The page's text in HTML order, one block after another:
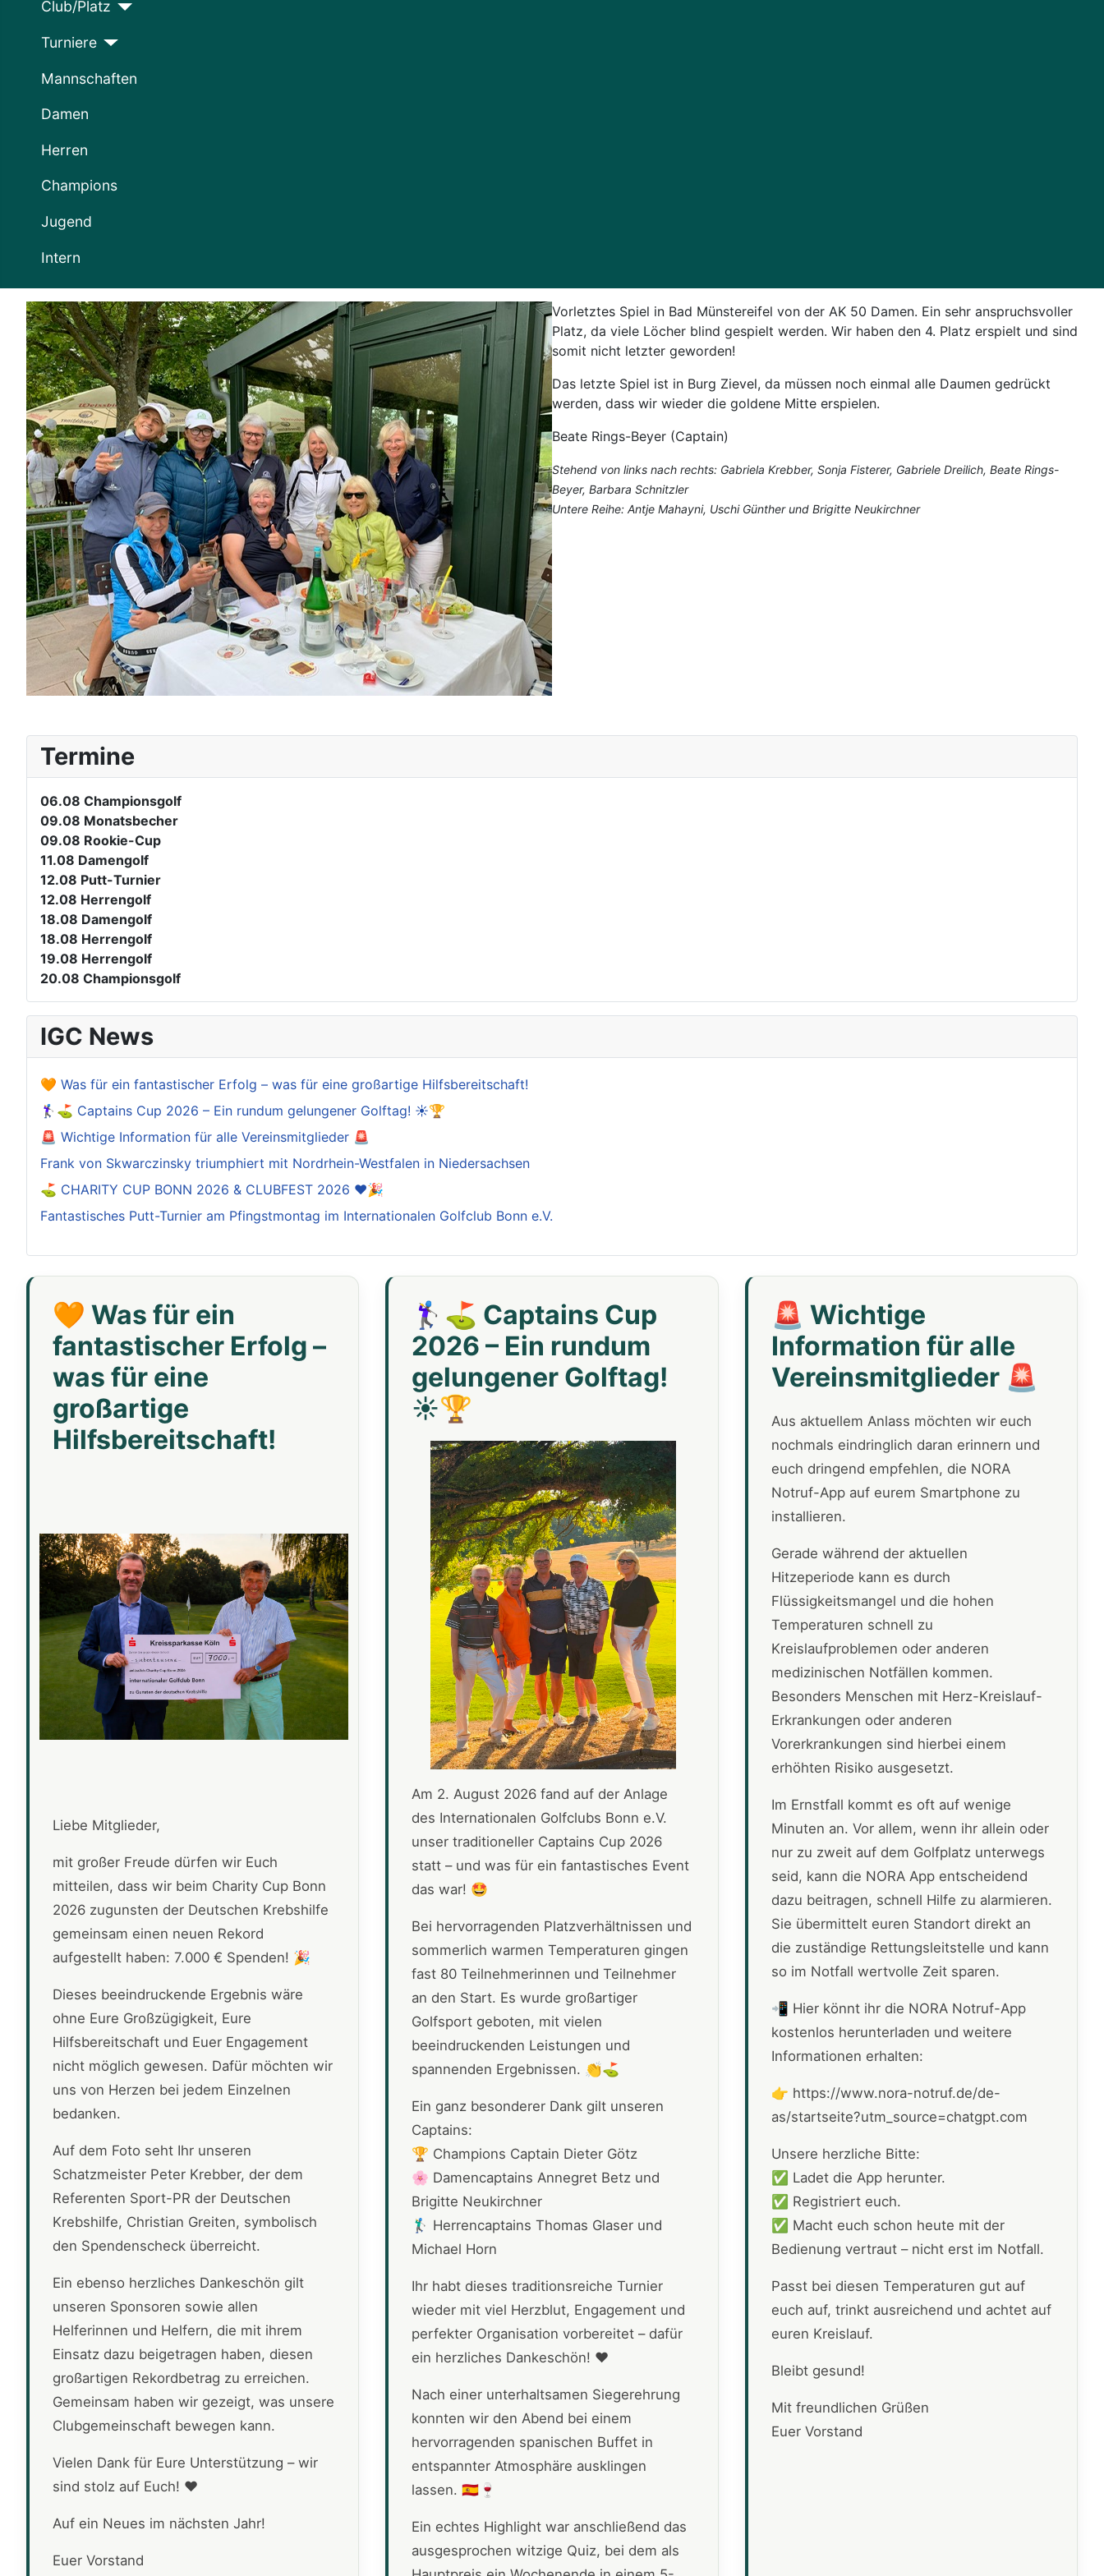
Club/Platz
Turniere
Mannschaften
Damen
Herren
Champions
Jugend
Intern
Vorletztes Spiel in Bad Münstereifel von der AK 50 Damen. Ein sehr anspruchsvoller
Platz, da viele Löcher blind gespielt werden. Wir haben den 4. Platz erspielt und sind
somit nicht letzter geworden!
Das letzte Spiel ist in Burg Zievel, da müssen noch einmal alle Daumen gedrückt
werden, dass wir wieder die goldene Mitte erspielen.
Beate Rings-Beyer (Captain)
Stehend von links nach rechts: Gabriela Krebber, Sonja Fisterer, Gabriele Dreilich, Beate Rings-
Beyer, Barbara Schnitzler
Untere Reihe: Antje Mahayni, Uschi Günther und Brigitte Neukirchner
Termine
06.08 Championsgolf
09.08 Monatsbecher
09.08 Rookie-Cup
11.08 Damengolf
12.08 Putt-Turnier
12.08 Herrengolf
18.08 Damengolf
18.08 Herrengolf
19.08 Herrengolf
20.08 Championsgolf
IGC News
🧡 Was für ein fantastischer Erfolg – was für eine großartige Hilfsbereitschaft!
🏌️‍♀️⛳ Captains Cup 2026 – Ein rundum gelungener Golftag! ☀️🏆
🚨 Wichtige Information für alle Vereinsmitglieder 🚨
Frank von Skwarczinsky triumphiert mit Nordrhein-Westfalen in Niedersachsen
⛳️ CHARITY CUP BONN 2026 & CLUBFEST 2026 ❤️🎉
Fantastisches Putt-Turnier am Pfingstmontag im Internationalen Golfclub Bonn e.V.
🧡 Was für ein
fantastischer Erfolg –
was für eine
großartige
Hilfsbereitschaft!
Liebe Mitglieder,
mit großer Freude dürfen wir Euch
mitteilen, dass wir beim Charity Cup Bonn
2026 zugunsten der Deutschen Krebshilfe
gemeinsam einen neuen Rekord
aufgestellt haben: 7.000 € Spenden! 🎉
Dieses beeindruckende Ergebnis wäre
ohne Eure Großzügigkeit, Eure
Hilfsbereitschaft und Euer Engagement
nicht möglich gewesen. Dafür möchten wir
uns von Herzen bei jedem Einzelnen
bedanken.
Auf dem Foto seht Ihr unseren
Schatzmeister Peter Krebber, der dem
Referenten Sport-PR der Deutschen
Krebshilfe, Christian Greiten, symbolisch
den Spendenscheck überreicht.
Ein ebenso herzliches Dankeschön gilt
unseren Sponsoren sowie allen
Helferinnen und Helfern, die mit ihrem
Einsatz dazu beigetragen haben, diesen
großartigen Rekordbetrag zu erreichen.
Gemeinsam haben wir gezeigt, was unsere
Clubgemeinschaft bewegen kann.
Vielen Dank für Eure Unterstützung – wir
sind stolz auf Euch! ❤️
Auf ein Neues im nächsten Jahr!
Euer Vorstand
🏌️‍♀️⛳ Captains Cup
2026 – Ein rundum
gelungener Golftag!
☀️🏆
Am 2. August 2026 fand auf der Anlage
des Internationalen Golfclubs Bonn e.V.
unser traditioneller Captains Cup 2026
statt – und was für ein fantastisches Event
das war! 🤩
Bei hervorragenden Platzverhältnissen und
sommerlich warmen Temperaturen gingen
fast 80 Teilnehmerinnen und Teilnehmer
an den Start. Es wurde großartiger
Golfsport geboten, mit vielen
beeindruckenden Leistungen und
spannenden Ergebnissen. 👏⛳
Ein ganz besonderer Dank gilt unseren
Captains:
🏆 Champions Captain Dieter Götz
🌸 Damencaptains Annegret Betz und
Brigitte Neukirchner
🏌️‍♂️ Herrencaptains Thomas Glaser und
Michael Horn
Ihr habt dieses traditionsreiche Turnier
wieder mit viel Herzblut, Engagement und
perfekter Organisation vorbereitet – dafür
ein herzliches Dankeschön! ❤️
Nach einer unterhaltsamen Siegerehrung
konnten wir den Abend bei einem
hervorragenden spanischen Buffet in
entspannter Atmosphäre ausklingen
lassen. 🇪🇸🍷
Ein echtes Highlight war anschließend das
ausgesprochen witzige Quiz, bei dem als
🚨 Wichtige
Information für alle
Vereinsmitglieder 🚨
Aus aktuellem Anlass möchten wir euch
nochmals eindringlich daran erinnern und
euch dringend empfehlen, die NORA
Notruf-App auf eurem Smartphone zu
installieren.
Gerade während der aktuellen
Hitzeperiode kann es durch
Flüssigkeitsmangel und die hohen
Temperaturen schnell zu
Kreislaufproblemen oder anderen
medizinischen Notfällen kommen.
Besonders Menschen mit Herz-Kreislauf-
Erkrankungen oder anderen
Vorerkrankungen sind hierbei einem
erhöhten Risiko ausgesetzt.
Im Ernstfall kommt es oft auf wenige
Minuten an. Vor allem, wenn ihr allein oder
nur zu zweit auf dem Golfplatz unterwegs
seid, kann die NORA App entscheidend
dazu beitragen, schnell Hilfe zu alarmieren.
Sie übermittelt euren Standort direkt an
die zuständige Rettungsleitstelle und kann
so im Notfall wertvolle Zeit sparen.
📲 Hier könnt ihr die NORA Notruf-App
kostenlos herunterladen und weitere
Informationen erhalten:
👉 https://www.nora-notruf.de/de-
as/startseite?utm_source=chatgpt.com
Unsere herzliche Bitte:
✅ Ladet die App herunter.
✅ Registriert euch.
✅ Macht euch schon heute mit der
Bedienung vertraut – nicht erst im Notfall.
Passt bei diesen Temperaturen gut auf
euch auf, trinkt ausreichend und achtet auf
euren Kreislauf.
Bleibt gesund!
Mit freundlichen Grüßen
Euer Vorstand